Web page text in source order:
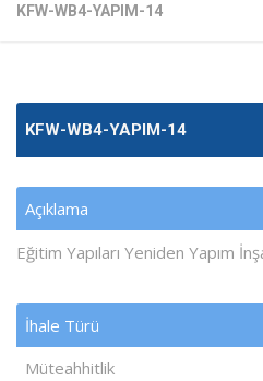
KFW-WB4-YAPIM-14
KFW-WB4-YAPIM-14
Açıklama
Eğitim Yapıları Yeniden Yapım
İhale Türü
Müteahhitlik